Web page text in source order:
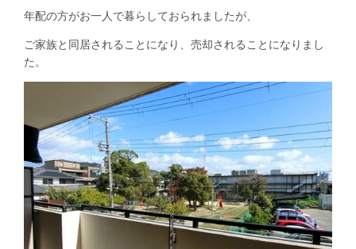
年配の方がお一人で暮らしておられましたが、
ご家族と同居されることになり、売却されることになりまし
た。